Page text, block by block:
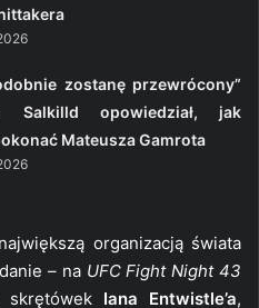
zostanę przewrócony”
Salkilld opowiedział, jak
Mateusza Gamrota
organizacją świata
– na UFC Fight Night 43
skrętówek Iana Entwistle’a,